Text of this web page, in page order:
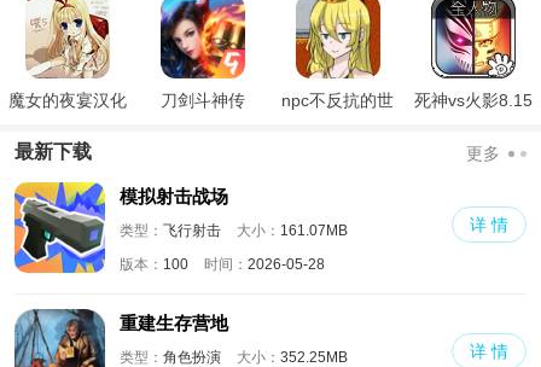
魔女的夜宴汉化
刀剑斗神传
npc不反抗的世
死神vs火影8.15
最新下载 更多
模拟射击战场
类型： 飞行射击 大小： 161.07MB
版本： 100 时间： 2026-05-28
详 情
重建生存营地
类型： 角色扮演 大小： 352.25MB
详 情